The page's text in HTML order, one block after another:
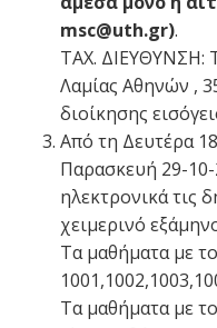
msc@uth.gr).
ΤΑΧ. ΔΙΕΥΘΥΝΣΗ:
Λαμίας Αθηνών ,
διοίκησης
Από τη Δευτέρα
Παρασκευή 29-
ηλεκτρονικά τις
χειμερινό
Τα μαθήματα με
Τα μαθήματα με